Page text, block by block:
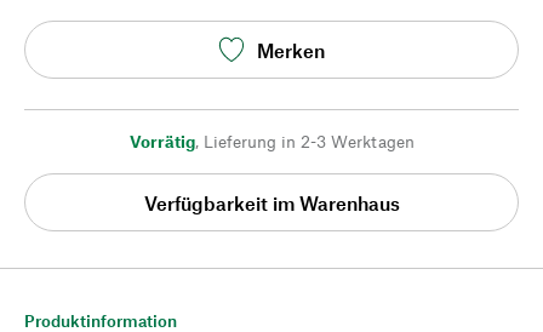
Merken
Vorrätig, Lieferung in 2-3 Werktagen
Verfügbarkeit im Warenhaus
Produktinformation